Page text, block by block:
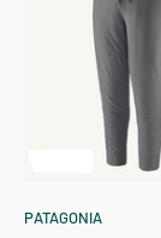
PATAGONIA